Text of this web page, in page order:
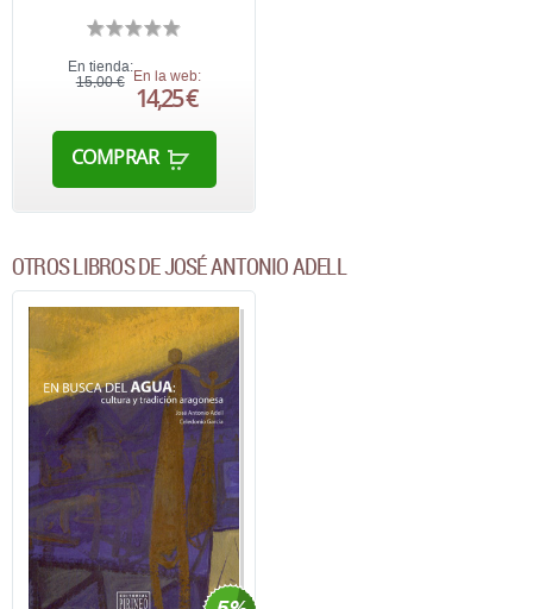
En tienda:
15,00 € En la web:
14,25 €
COMPRAR
OTROS LIBROS DE JOSÉ ANTONIO ADELL